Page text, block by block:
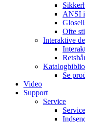
ANSI
Ofte
Interaktive
Se
Video
Support
Service